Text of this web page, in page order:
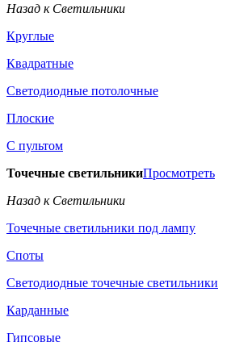
Назад к Светильники
Круглые
Квадратные
Светодиодные потолочные
Плоские
С пультом
Точечные светильникиПросмотреть
Назад к Светильники
Точечные светильники под лампу
Споты
Светодиодные точечные светильники
Карданные
Гипсовые